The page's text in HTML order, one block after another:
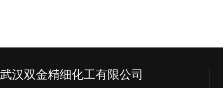
武汉双金精细化工有限公司